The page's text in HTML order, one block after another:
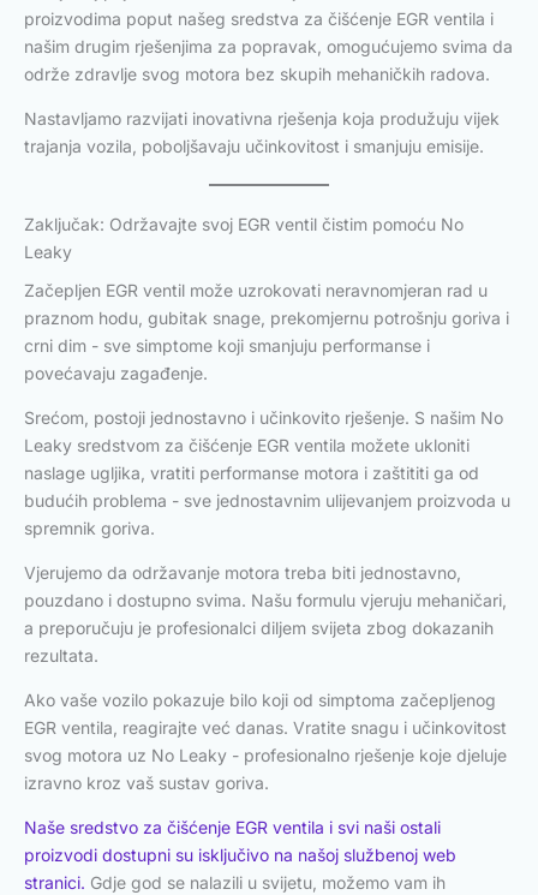
proizvodima poput našeg sredstva za čišćenje EGR ventila i
našim drugim rješenjima za popravak, omogućujemo svima da
održe zdravlje svog motora bez skupih mehaničkih radova.
Nastavljamo razvijati inovativna rješenja koja produžuju vijek
trajanja vozila, poboljšavaju učinkovitost i smanjuju emisije.
Zaključak: Održavajte svoj EGR ventil čistim pomoću No
Leaky
Začepljen EGR ventil može uzrokovati neravnomjeran rad u
praznom hodu, gubitak snage, prekomjernu potrošnju goriva i
crni dim - sve simptome koji smanjuju performanse i
povećavaju zagađenje.
Srećom, postoji jednostavno i učinkovito rješenje. S našim No
Leaky sredstvom za čišćenje EGR ventila možete ukloniti
naslage ugljika, vratiti performanse motora i zaštititi ga od
budućih problema - sve jednostavnim ulijevanjem proizvoda u
spremnik goriva.
Vjerujemo da održavanje motora treba biti jednostavno,
pouzdano i dostupno svima. Našu formulu vjeruju mehaničari,
a preporučuju je profesionalci diljem svijeta zbog dokazanih
rezultata.
Ako vaše vozilo pokazuje bilo koji od simptoma začepljenog
EGR ventila, reagirajte već danas. Vratite snagu i učinkovitost
svog motora uz No Leaky - profesionalno rješenje koje djeluje
izravno kroz vaš sustav goriva.
Naše sredstvo za čišćenje EGR ventila i svi naši ostali
proizvodi dostupni su isključivo na našoj službenoj web
stranici. Gdje god se nalazili u svijetu, možemo vam ih